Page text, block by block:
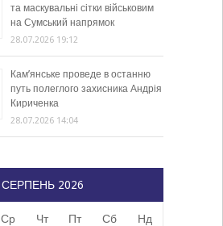
та маскувальні сітки військовим
на Сумський напрямок
28.07.2026 19:12
Кам’янське проведе в останню
путь полеглого захисника Андрія
Кириченка
28.07.2026 14:04
СЕРПЕНЬ 2026
Ср Чт Пт Сб Нд